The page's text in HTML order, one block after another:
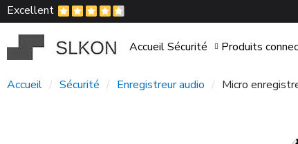
Excellent
AccueilSécurité Produits
Accueil Sécurité Enregistreur audio Micro